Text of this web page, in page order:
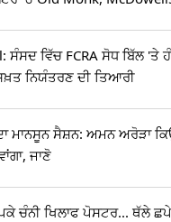
ਸੰਸਦ ਵਿੱਚ FCRA ਸੋਧ ਬਿੱਲ 'ਤੇ
ਨਿਯੰਤਰਣ ਦੀ ਤਿਆਰੀ
ਮਾਨਸੂਨ ਸੈਸ਼ਨ: ਅਮਨ ਅਰੋੜਾ
ਜਾਣੋ
ਚੰਨੀ ਖਿਲਾਫ ਪੋਸਟਰ... ਥੱਲੇ